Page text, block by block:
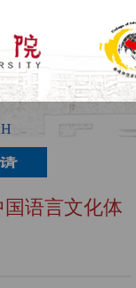
语言文化体